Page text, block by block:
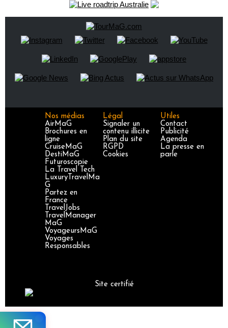
Nos médias
AirMaG
Brochures en
ligne
CruiseMaG
DestiMaG
Futuroscopie
La Travel Tech
LuxuryTravelMa
G
Partez en
France
TravelJobs
TravelManager
MaG
VoyageursMaG
Voyages
Responsables
Légal
Signaler un
contenu illicite
Plan du site
RGPD
Cookies
Utiles
Contact
Publicité
Agenda
La presse en
parle
Site certifié